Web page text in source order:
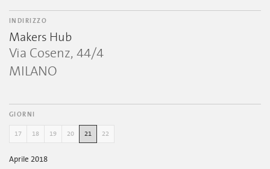
INDIRIZZO
Makers Hub
Via Cosenz, 44/4
MILANO
GIORNI
17 18 19 20 21 22
Aprile 2018